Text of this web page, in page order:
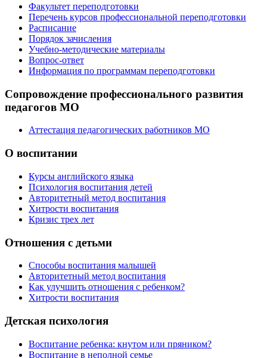
Факультет переподготовки
Перечень курсов профессиональной переподготовки
Расписание
Порядок зачисления
Учебно-методические материалы
Вопрос-ответ
Информация по программам переподготовки
Сопровождение профессионального развития
педагогов МО
Аттестация педагогических работников МО
О воспитании
Курсы английского языка
Психология воспитания детей
Авторитетный метод воспитания
Хитрости воспитания
Кризис трех лет
Отношения с детьми
Способы воспитания малышей
Авторитетный метод воспитания
Как улучшить отношения с ребенком?
Хитрости воспитания
Детская психология
Воспитание ребенка: кнутом или пряником?
Воспитание в неполной семье